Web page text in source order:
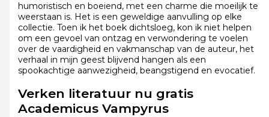
humoristisch en boeiend, met een charme die moeilijk te
weerstaan is. Het is een geweldige aanvulling op elke
collectie. Toen ik het boek dichtsloeg, kon ik niet helpen
om een gevoel van ontzag en verwondering te voelen
over de vaardigheid en vakmanschap van de auteur, het
verhaal in mijn geest blijvend hangen als een
spookachtige aanwezigheid, beangstigend en evocatief.
Verken literatuur nu gratis
Academicus Vampyrus